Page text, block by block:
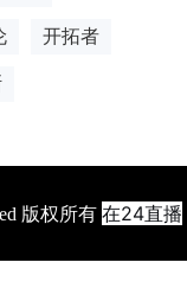
开拓者
版权所有 在24直播